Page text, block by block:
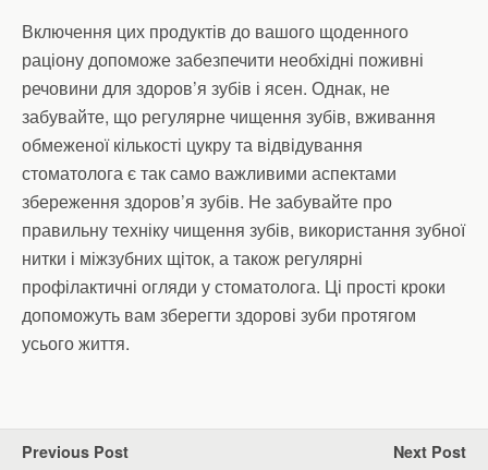
Включення цих продуктів до вашого щоденного
раціону допоможе забезпечити необхідні поживні
речовини для здоров’я зубів і ясен. Однак, не
забувайте, що регулярне чищення зубів, вживання
обмеженої кількості цукру та відвідування
стоматолога є так само важливими аспектами
збереження здоров’я зубів. Не забувайте про
правильну техніку чищення зубів, використання зубної
нитки і міжзубних щіток, а також регулярні
профілактичні огляди у стоматолога. Ці прості кроки
допоможуть вам зберегти здорові зуби протягом
усього життя.
Previous Post Next Post